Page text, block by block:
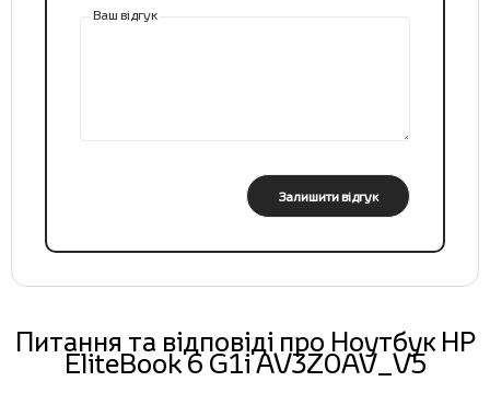
Ваш відгук
Залишити відгук
Питання та відповіді про Ноутбук HP
EliteBook 6 G1i AV3Z0AV_V5